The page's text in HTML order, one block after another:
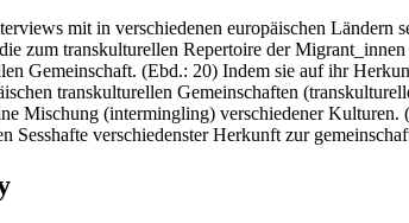
mit in verschiedenen europäischen Ländern
zum transkulturellen Repertoire der
Gemeinschaft. (Ebd.: 20) Indem sie auf ihr
transkulturellen Gemeinschaften
Mischung (intermingling) verschiedener
Sesshafte verschiedenster Herkunft zur